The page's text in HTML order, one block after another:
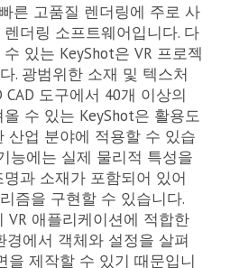
른 고품질 렌더링에 주로 사
더링 소프트웨어입니다. 다
있는 KeyShot은 VR 프로젝
. 광범위한 소재 및 텍스처
도구에서 40개 이상의
수 있는 KeyShot은 활용도
산업 분야에 적용할 수 있습
능에는 실제 물리적 특성을
과 소재가 포함되어 있어
즘을 구현할 수 있습니다.
VR 애플리케이션에 적합한
경에서 객체와 설정을 살펴
을 제작할 수 있기 때문입니